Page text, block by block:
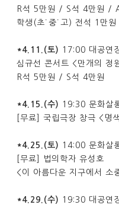
R석 5만원 / S석 4만원 /
학생(초˙중˙고) 전석 1만원
*4.11.(토)
17:00 대공연
심규선 콘서트 <만개의 정
R석 5만원 / S석 4만원
*4.15.(수)
19:30 문화살
[무료] 국립극장 창극 <명
*4.25.(토)
14:00 문화살
[무료] 법의학자 유성호
<이 아름다운 지구에서 소
*4.29.(수)
19:30 대공연